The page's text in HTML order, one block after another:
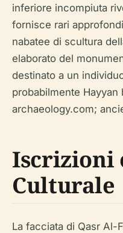
inferiore incompiuta
fornisce rari
nabatee di scultura
elaborato del
destinato a un
probabilmente Hayyan
archaeology.com;
Iscrizioni
Culturale
La facciata di Qasr Al-